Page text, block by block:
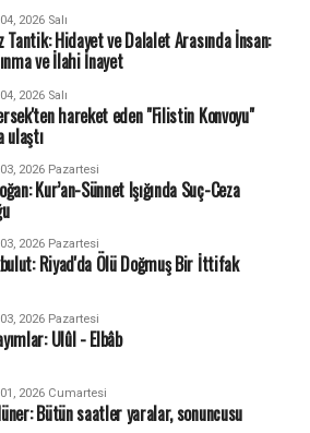
2026 Salı
Tantik: Hidayet ve Dalalet Arasında İnsan:
ve İlahi İnayet
2026 Salı
hareket eden "Filistin Konvoyu"
ulaştı
2026 Pazartesi
Kur’an-Sünnet Işığında Suç-Ceza
2026 Pazartesi
Riyad'da Ölü Doğmuş Bir İttifak
2026 Pazartesi
Ulûl - Elbâb
2026 Cumartesi
Bütün saatler yaralar, sonuncusu